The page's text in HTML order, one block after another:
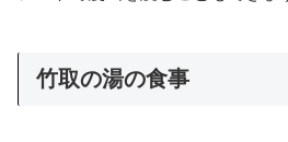
竹取の湯の食事